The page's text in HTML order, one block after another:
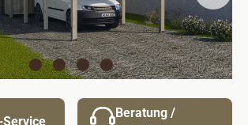
Beratung /